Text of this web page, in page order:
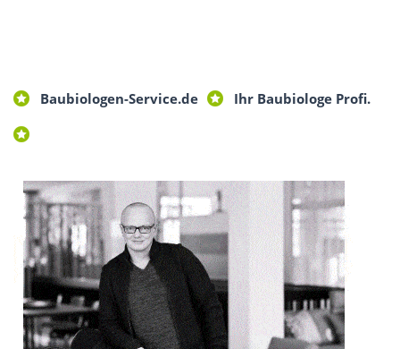
Baubiologen-Service.de Ihr Baubiologe Profi.